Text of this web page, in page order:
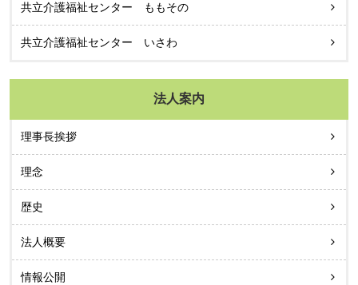
共立介護福祉センター ももその
共立介護福祉センター いさわ
法人案内
理事長挨拶
理念
歴史
法人概要
情報公開